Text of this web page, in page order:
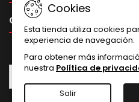
CONTACTO
Cookies
Esta tienda utiliza cookies
experiencia de navegación.
Para obtener más
nuestra Política de
Salir